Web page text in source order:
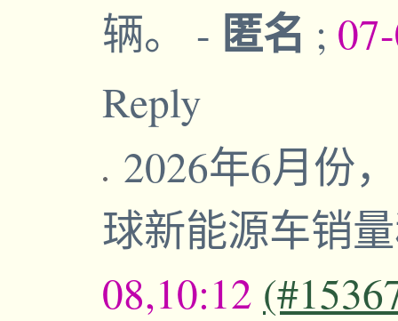
辆。 - 匿名 ;
Reply
2026年6月份
球新能源车销
08,10:12